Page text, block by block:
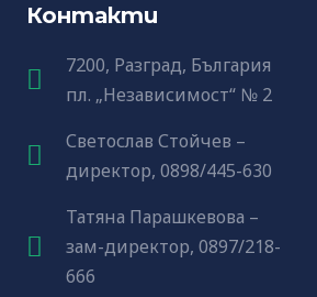
Контакти
7200, Разград, България
пл. „Независимост“ № 2
Светослав Стойчев –
директор, 0898/445-630
Татяна Парашкевова –
зам-директор, 0897/218-
666